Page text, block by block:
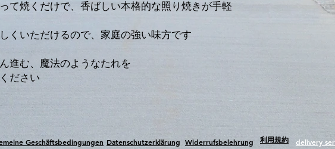
て焼くだけで、香ばしい本格的な照り焼きが手軽
くいただけるので、家庭の強い味方です
進む、魔法のようなたれを
ださい
Geschäftsbedingungen Datenschutzerklärung Widerrufsbelehrung ​利用規約 delivery